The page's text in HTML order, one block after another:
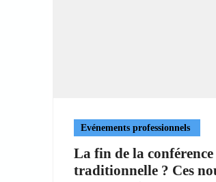
Evénements professionnels
La fin de la conférence
traditionnelle ? Ces